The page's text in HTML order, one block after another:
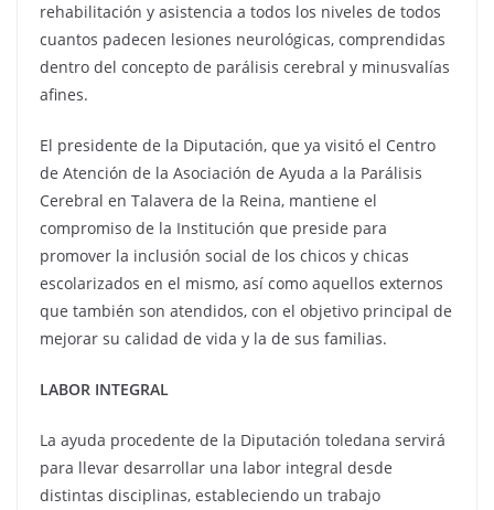
rehabilitación y asistencia a todos los niveles de todos
cuantos padecen lesiones neurológicas, comprendidas
dentro del concepto de parálisis cerebral y minusvalías
afines.
El presidente de la Diputación, que ya visitó el Centro
de Atención de la Asociación de Ayuda a la Parálisis
Cerebral en Talavera de la Reina, mantiene el
compromiso de la Institución que preside para
promover la inclusión social de los chicos y chicas
escolarizados en el mismo, así como aquellos externos
que también son atendidos, con el objetivo principal de
mejorar su calidad de vida y la de sus familias.
LABOR INTEGRAL
La ayuda procedente de la Diputación toledana servirá
para llevar desarrollar una labor integral desde
distintas disciplinas, estableciendo un trabajo